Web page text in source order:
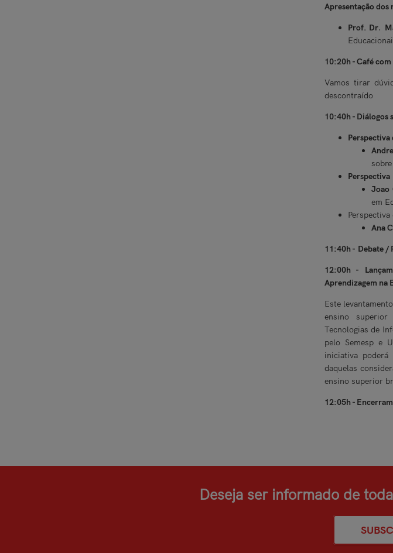
Apresentação dos
Prof. Dr.
10:20h - Café
Vamos tirar
descontraído
10:40h - Diálogos
Joao
em
Ana
11:40h - Debate /
12:00h -
Aprendizagem na
Este
ensino superior
Tecnologias de
pelo Semesp e
iniciativa
daquelas
ensino superior
12:05h -
Deseja ser informado de